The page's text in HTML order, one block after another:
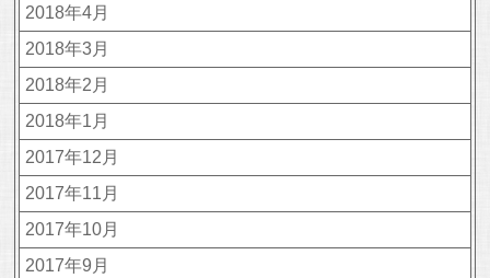
2018年4月
2018年3月
2018年2月
2018年1月
2017年12月
2017年11月
2017年10月
2017年9月